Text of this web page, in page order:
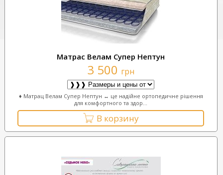
Матрас Велам Супер Нептун
3 500 грн
♦ Матрац Велам Супер Нептун ↔ це надійне ортопедичне рішення
для комфортного та здор...
В корзину